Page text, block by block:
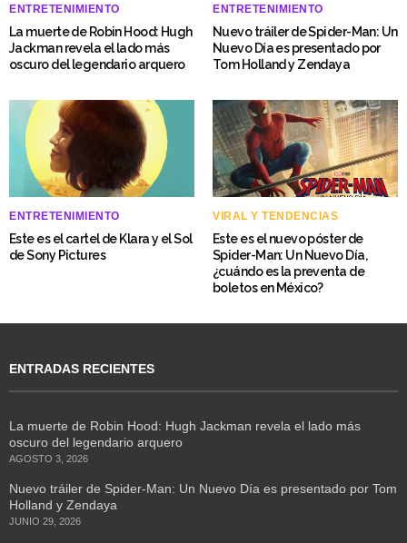
ENTRETENIMIENTO
La muerte de Robin Hood: Hugh
Jackman revela el lado más
oscuro del legendario arquero
ENTRETENIMIENTO
Nuevo tráiler de Spider-Man: Un
Nuevo Día es presentado por
Tom Holland y Zendaya
ENTRETENIMIENTO
Este es el cartel de Klara y el Sol
de Sony Pictures
VIRAL Y TENDENCIAS
Este es el nuevo póster de
Spider-Man: Un Nuevo Día,
¿cuándo es la preventa de
boletos en México?
ENTRADAS RECIENTES
La muerte de Robin Hood: Hugh Jackman revela el lado más
oscuro del legendario arquero
AGOSTO 3, 2026
Nuevo tráiler de Spider-Man: Un Nuevo Día es presentado por Tom
Holland y Zendaya
JUNIO 29, 2026